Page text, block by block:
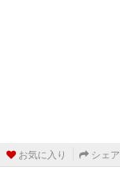
お気に入り シェア